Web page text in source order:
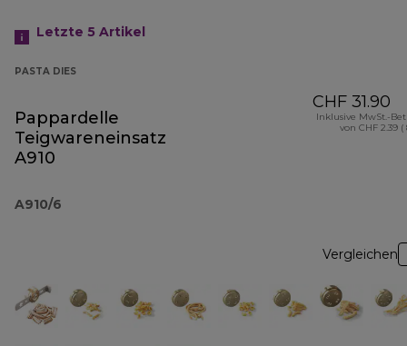
Letzte 5 Artikel
PASTA DIES
Pappardelle
Teigwareneinsatz
A910
A910/6
CHF 31.90
Inklusive MwSt.-
von CHF 2.39 (
Vergleichen